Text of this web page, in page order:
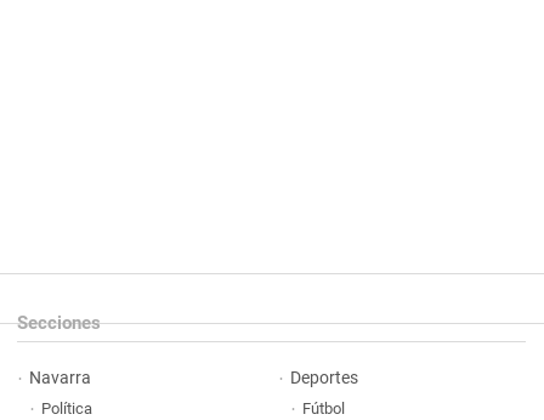
Secciones
Navarra
Política
Deportes
Fútbol